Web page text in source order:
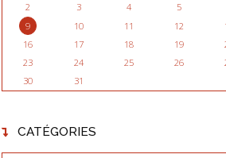
2
3 4 5
9
10 11 12
16
17 18 19
23
24 25 26
30
31
CATÉGORIES